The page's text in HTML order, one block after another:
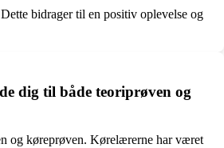
bidrager til en positiv oplevelse og
dig til både teoriprøven og
og køreprøven. Kørelærerne har været